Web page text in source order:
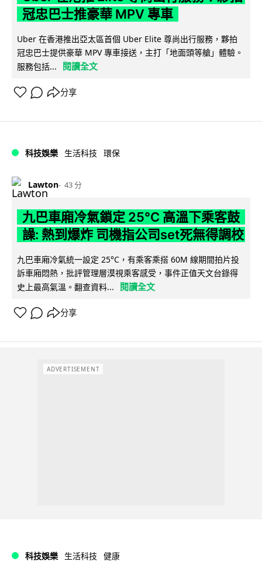
冠忠巴士推豪華 MPV 專車
Uber 在香港推出亞太區首個 Uber Elite 尊尚出行服務，夥拍
冠忠巴士提供豪華 MPV 專車接送，主打「地面頭等艙」體驗。
服務包括...
閱讀全文
分享
科技娛樂 生活科技 環保
Lawton 43 分
九巴車廂冷氣鎖定 25°C 高溫下乘客鼓
譟: 熱到爆炸 司機指公司set死無得調校
九巴車廂冷氣統一設定 25°C，有乘客乘搭 60M 線期間拍片投
訴車廂悶熱，批評管理層漠視乘客感受，事件正值天文台錄得
史上最高氣溫。翻查資料...
閱讀全文
分享
ADVERTISEMENT
科技娛樂 生活科技 健康